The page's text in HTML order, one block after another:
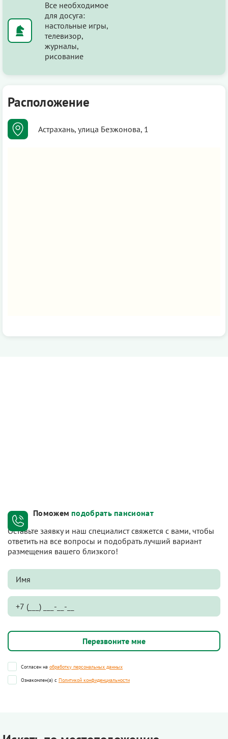
Все необходимое
для досуга:
настольные игры,
телевизор,
журналы,
рисование
Расположение
Астрахань, улица Безжонова, 1
Поможем подобрать пансионат
Оставьте заявку и наш специалист свяжется с вами, чтобы
ответить на все вопросы и подобрать лучший вариант
размещения вашего близкого!
Согласен на обработку персональных данных
Ознакомлен(а) с Политикой конфиденциальности